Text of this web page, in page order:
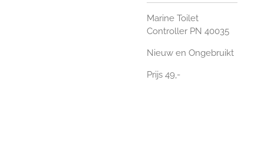
Marine Toilet
Controller PN 40035
Nieuw en Ongebruikt
Prijs 49,-